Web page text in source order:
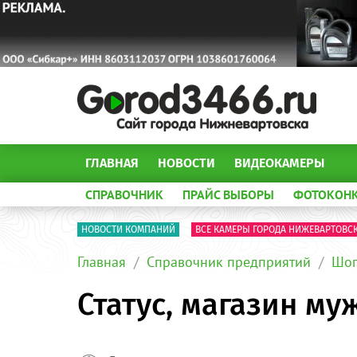
ГЛАВНАЯ НОВОСТИ ВИДЕОКАМЕРЫ
СПРАВОЧНИК ПРАЙС ВЫБОРЫ
НОВОСТИ КОМПАНИЙ ВСЕ КАМЕРЫ ГОРОДА
Главная Справочник предприятий
Статус, магазин